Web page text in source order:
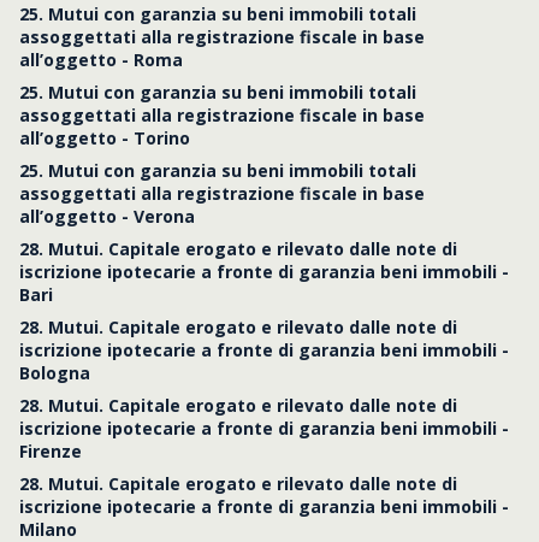
25. Mutui con garanzia su beni immobili totali
assoggettati alla registrazione fiscale in base
all’oggetto - Roma
25. Mutui con garanzia su beni immobili totali
assoggettati alla registrazione fiscale in base
all’oggetto - Torino
25. Mutui con garanzia su beni immobili totali
assoggettati alla registrazione fiscale in base
all’oggetto - Verona
28. Mutui. Capitale erogato e rilevato dalle note di
iscrizione ipotecarie a fronte di garanzia beni immobili -
Bari
28. Mutui. Capitale erogato e rilevato dalle note di
iscrizione ipotecarie a fronte di garanzia beni immobili -
Bologna
28. Mutui. Capitale erogato e rilevato dalle note di
iscrizione ipotecarie a fronte di garanzia beni immobili -
Firenze
28. Mutui. Capitale erogato e rilevato dalle note di
iscrizione ipotecarie a fronte di garanzia beni immobili -
Milano